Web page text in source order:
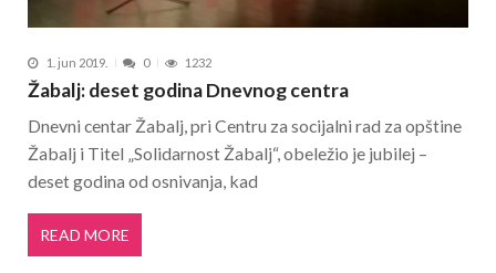
1. jun 2019. 0 1232
Žabalj: deset godina Dnevnog centra
Dnevni centar Žabalj, pri Centru za socijalni rad za opštine
Žabalj i Titel „Solidarnost Žabalj“, obeležio je jubilej –
deset godina od osnivanja, kad
READ MORE